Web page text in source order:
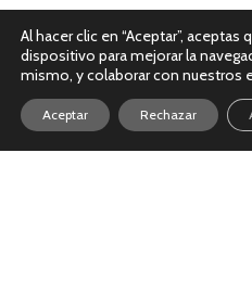
Al hacer clic en “Aceptar”,
dispositivo para mejorar la
mismo, y colaborar con nuestros
Aceptar Rechazar